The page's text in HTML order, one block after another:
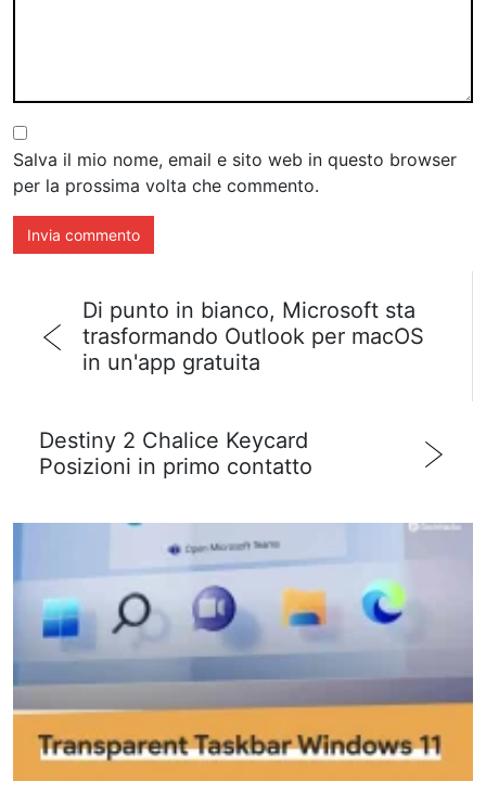
Salva il mio nome, email e sito web in questo browser
per la prossima volta che commento.
Di punto in bianco, Microsoft sta
trasformando Outlook per macOS
in un'app gratuita
Destiny 2 Chalice Keycard
Posizioni in primo contatto